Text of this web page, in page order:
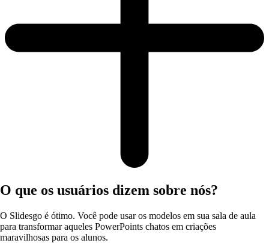
O que os usuários dizem sobre nós?
O Slidesgo é ótimo. Você pode usar os modelos em sua sala de aula
para transformar aqueles PowerPoints chatos em criações
maravilhosas para os alunos.